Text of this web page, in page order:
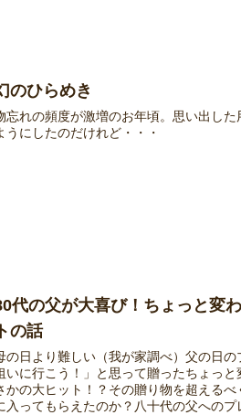
のひらめき
忘れの頻度が激増のお年頃。思い出し
うにしたのだけれど・・・
代の父が大喜び！ちょっと変
トの話
の日より難しい（我が家調べ）父の日
いに行こう！」と思って贈ったちょっと
かの大ヒット！？その贈り物を超える
入ってもらえたのか？八十代の父へのプ